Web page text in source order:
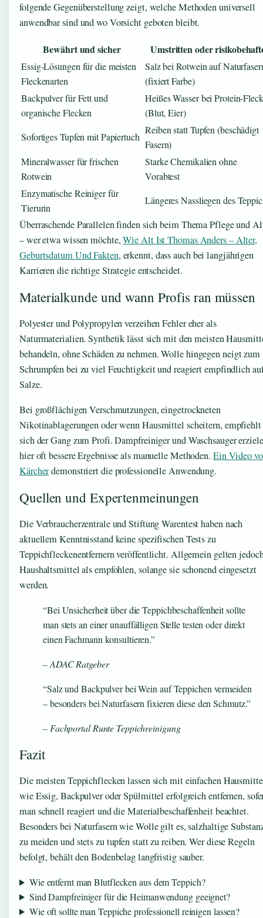
folgende Gegenüberstellung zeigt, welche Methoden universell
anwendbar sind und wo Vorsicht geboten bleibt.
Bewährt und sicher Umstritten oder
Essig-Lösungen für die meisten
Fleckenarten
Salz bei Rotwein auf
(fixiert Farbe)
Backpulver für Fett und
organische Flecken
Heißes Wasser bei Protein-
(Blut, Eier)
Sofortiges Tupfen mit Papiertuch
Reiben statt Tupfen (beschädigt
Fasern)
Mineralwasser für frischen
Rotwein
Starke Chemikalien ohne
Vorabtest
Enzymatische Reiniger für
Tierurin
Längeres Nassliegen des
Überraschende Parallelen finden sich beim Thema Pflege und
– wer etwa wissen möchte,Wie Alt Ist Thomas Anders – Alter,
Geburtsdatum Und Fakten, erkennt, dass auch bei langjährigen
Karrieren die richtige Strategie entscheidet.
Materialkunde und wann Profis ran müssen
Polyester und Polypropylen verzeihen Fehler eher als
Naturmaterialien. Synthetik lässt sich mit den meisten
behandeln, ohne Schäden zu nehmen. Wolle hingegen neigt zum
Schrumpfen bei zu viel Feuchtigkeit und reagiert empfindlich
Salze.
Bei großflächigen Verschmutzungen, eingetrockneten
Nikotinablagerungen oder wenn Hausmittel scheitern, empfiehlt
sich der Gang zum Profi. Dampfreiniger und Waschsauger
hier oft bessere Ergebnisse als manuelle Methoden. Ein Video
Kärcherdemonstriert die professionelle Anwendung.
Quellen und Expertenmeinungen
Die Verbraucherzentrale und Stiftung Warentest haben nach
aktuellem Kenntnisstand keine spezifischen Tests zu
Teppichfleckenentfernern veröffentlicht. Allgemein gelten
Haushaltsmittel als empfohlen, solange sie schonend eingesetzt
werden.
“Bei Unsicherheit über die Teppichbeschaffenheit sollte
man stets an einer unauffälligen Stelle testen oder direkt
einen Fachmann konsultieren.”
– ADAC Ratgeber
“Salz und Backpulver bei Wein auf Teppichen vermeiden
– besonders bei Naturfasern fixieren diese den Schmutz.”
– Fachportal Runte Teppichreinigung
Fazit
Die meisten Teppichflecken lassen sich mit einfachen
wie Essig, Backpulver oder Spülmittel erfolgreich entfernen,
man schnell reagiert und die Materialbeschaffenheit beachtet.
Besonders bei Naturfasern wie Wolle gilt es, salzhaltige
zu meiden und stets zu tupfen statt zu reiben. Wer diese Regeln
befolgt, behält den Bodenbelag langfristig sauber.
Wie entfernt man Blutflecken aus dem Teppich?
Sind Dampfreiniger für die Heimanwendung geeignet?
Wie oft sollte man Teppiche professionell reinigen lassen?